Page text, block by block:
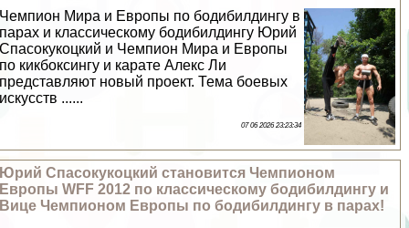
Чемпион Мира и Европы по бодибилдингу в
парах и классическому бодибилдингу Юрий
Спасокукоцкий и Чемпион Мира и Европы
по кикбоксингу и карате Алекс Ли
представляют новый проект. Тема боевых
искусств ......
07 06 2026 23:23:34
Юрий Спасокукоцкий становится Чемпионом
Европы WFF 2012 по классическому бодибилдингу и
Вице Чемпионом Европы по бодибилдингу в парах!